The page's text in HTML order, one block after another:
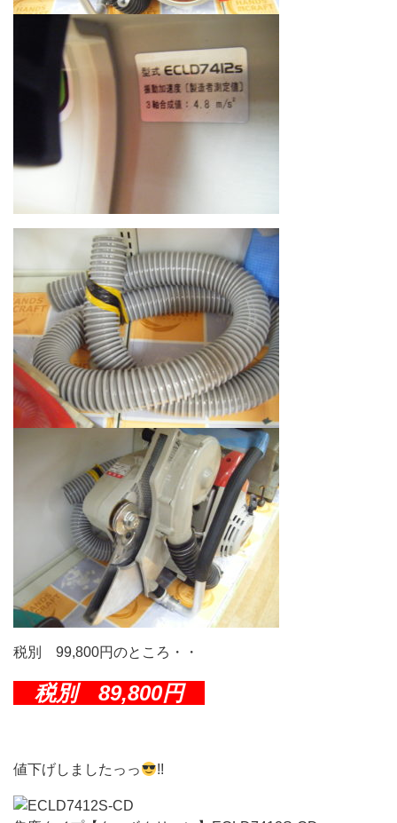
税別 99,800円のところ・・
税別 89,800円
値下げしましたっっ !!